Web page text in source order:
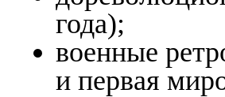
года);
военные
и первая